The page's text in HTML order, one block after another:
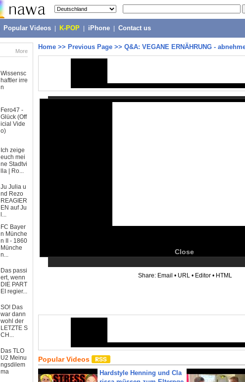
Popular Videos K-POP iPhone Contact us
More
Wissensc
haftler irre
n
Fero47 -
Glück (Off
icial Vide
o)
Ich zeige
euch mei
ne Stadtvi
lla | Ro...
Ju Julia u
nd Rezo
REAGIER
EN auf Ju
l...
FC Bayer
n Münche
n II - 1860
Münche
n...
Das passi
ert, wenn
DIE PART
EI regier...
SO! Das
war dann
wohl der
LETZTE S
CH...
Das TLO
U2 Meinu
ngsdilem
ma
Home >> Previous Page >> Q&A: VEGANE ERNÄHRUNG -
Close
Share: Email • URL • Editor • HTML
Popular Videos
Hardstyle Henning und Cla